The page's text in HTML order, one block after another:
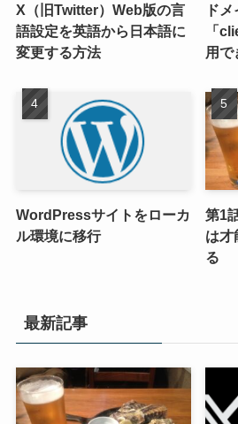
X（旧Twitter）Web版の言
語設定を英語から日本語に
変更する方法
ド
「
用で
WordPressサイトをローカ
ル環境に移行
第1
は才
る
最新記事